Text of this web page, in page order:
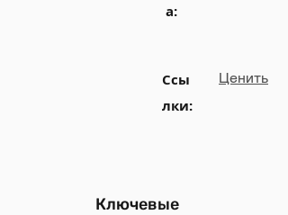
а:
Ссы
лки:
Ценить
Ключевые